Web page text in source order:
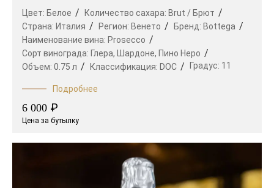
Цвет: Белое Количество сахара: Brut / Брют
Страна: Италия Регион: Венето Бренд: Bottega
Наименование вина: Prosecco
Сорт винограда: Глера, Шардоне, Пино Неро
Объем: 0.75 л Классификация: DOC Градус: 11
Подробнее
6 000 ₽
Цена за бутылку